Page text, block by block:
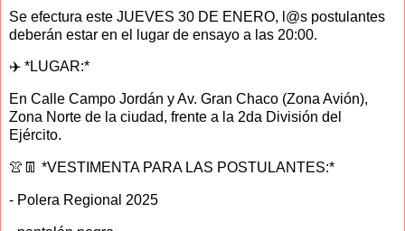
Se efectura este JUEVES 30 DE ENERO, l@s postulantes
deberán estar en el lugar de ensayo a las 20:00.
✈️ *LUGAR:*
En Calle Campo Jordán y Av. Gran Chaco (Zona Avión),
Zona Norte de la ciudad, frente a la 2da División del
Ejército.
👚👖 *VESTIMENTA PARA LAS POSTULANTES:*
- Polera Regional 2025